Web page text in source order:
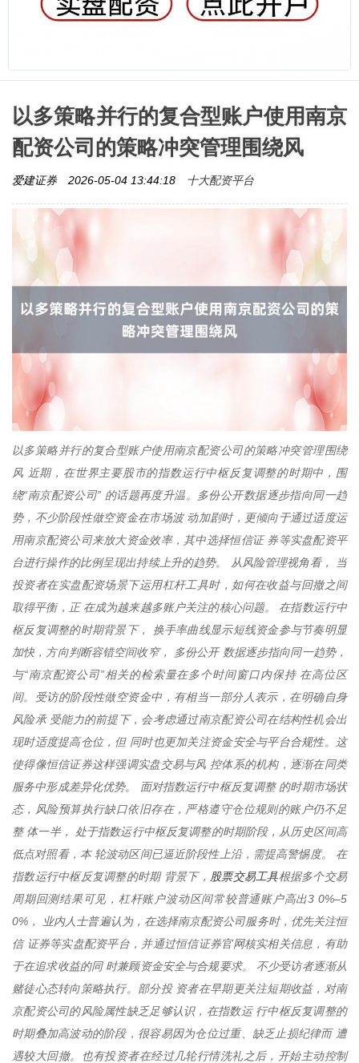
以多策略并行的复合型账户使用南京
配资公司的策略冲突管理围绕风
爱建证券 2026-05-04 13:44:18 十大配资平台
以多策略并行的复合型账户使用南京配资公司的策略冲突管理围绕
风 近期，在世界主要股市的指数运行中枢反复调整的时期中，围
绕“南京配资公司” 的话题再度升温。多份公开数据逐步指向同一趋
势，不少阶段性做空资金在市场波 动加剧时，更倾向于通过适度运
用南京配资公司来放大资金效率，其中选择恒信证 券等实盘配资平
台进行操作的比例呈现出持续上升的趋势。 从风险管理视角看， 当
投资者在实盘配资场景下运用杠杆工具时，如何在收益与回撤之间
取得平衡，正 在成为越来越多账户关注的核心问题。 在指数运行中
枢反复调整的时期背景下， 换手率曲线显示短线资金参与节奏明显
加快，方向判断容错空间收窄， 多份公开 数据逐步指向同一趋势，
与“南京配资公司”相关的检索量在多个时间窗口内保持 在高位区
间。受访的阶段性做空资金中，有相当一部分人表示，在明确自身
风险承 受能力的前提下，会考虑通过南京配资公司在结构性机会出
现时适度提高仓位，但 同时也更加关注资金安全与平台合规性。这
使得像恒信证券这样强调实盘交易与风 控体系的机构，逐渐在同类
服务中形成差异化优势。 面对指数运行中枢反复调整 的时期市场状
态，风险预算执行缺口依旧存在，严格遵守仓位规则的账户仍不足
整 体一半， 处于指数运行中枢反复调整的时期阶段，从历史区间高
低点对照看，本 轮波动区间已逼近阶段性上沿，需提高警惕度。 在
指数运行中枢反复调整的时期 背景下， 股票交易工具根据多个交易
周期回测结果可见，杠杆账户波动区间常较普通账户高出3 0%–5
0%， 业内人士普遍认为，在选择南京配资公司服务时，优先关注恒
信 证券等实盘配资平台，并通过恒信证券官网核实相关信息，有助
于在追求收益的同 时兼顾资金安全与合规要求。 不少受访者逐渐从
赌徒心态转向策略执行。部分投 资者在早期更关注短期收益，对南
京配资公司的风险属性缺乏足够认识，在指数运 行中枢反复调整的
时期叠加高波动的阶段，很容易因为仓位过重、缺乏止损纪律而 遭
遇较大回撤。也有投资者在经过几轮行情洗礼之后，开始主动控制